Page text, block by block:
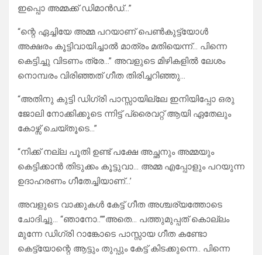
ഇപ്പൊ അമ്മക്ക് ഡിമാൻഡ്…”
“ന്റെ ഏച്ചിയേ അമ്മ പറയാണ് പെൺകുട്ട്യോൾ
അക്ഷരം കൂട്ടിവായിച്ചാൽ മാത്രം മതിയെന്ന്… പിന്നെ
കെട്ടിച്ചു വിടണം ത്രേ…” അവളുടെ മിഴികളിൽ ലേശം
നൊമ്പരം വിരിഞ്ഞത് ഗീത തിരിച്ചറിഞ്ഞു…
“അതിനു കുട്ടി ഡിഗ്രി പാസ്സായില്ലേ ഇനിയിപ്പോ ഒരു
ജോലി നോക്കിക്കൂടെ ന്നിട്ട് പ്രൈവറ്റ് ആയി ഏതേലും
കോഴ്സ് ചെയ്തൂടെ…”
“നിക്ക് നല്ല പൂതി ഉണ്ട് പക്ഷേ അച്ഛനും അമ്മയും
കെട്ടിക്കാൻ തിടുക്കം കൂട്ടുവാ… അമ്മ എപ്പോളും പറയുന്ന
ഉദാഹരണം ഗീതേച്ചിയാണ്…’
അവളുടെ വാക്കുകൾ കേട്ട് ഗീത അശ്ചര്യത്തോടെ
ചോദിച്ചു… “ഞാനോ..””അതെ… പത്തുമുപ്പത് കൊല്ലം
മുന്നേ ഡിഗ്രി റാങ്കോടെ പാസ്സായ ഗീത കണ്ടോ
കെട്ട്യോന്റെ ആട്ടും തുപ്പും കേട്ട് കിടക്കുന്നെ.. പിന്നെ